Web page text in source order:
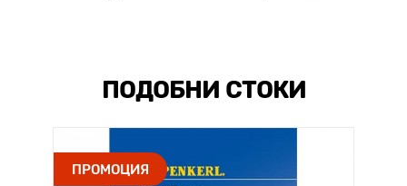
ПОДОБНИ СТОКИ
ПРОМОЦИЯ